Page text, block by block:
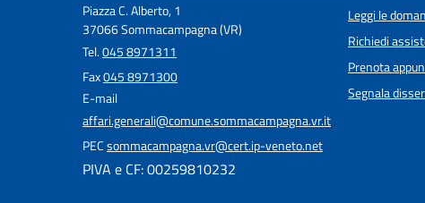
Piazza C. Alberto, 1
37066 Sommacampagna (VR)
Tel.045 8971311
Fax045 8971300
E-mail
affari.generali@comune.sommacampagna.vr.it
PECsommacampagna.vr@cert.ip-veneto.net
PIVA e CF: 00259810232
Leggi le
Richiedi
Prenota
Segnala